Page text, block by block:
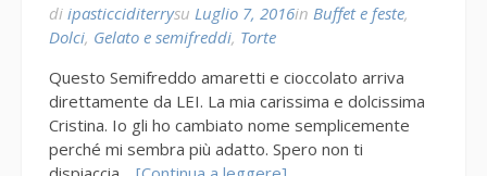
di ipasticciditerrysu Luglio 7, 2016in Buffet e feste,
Dolci, Gelato e semifreddi, Torte
Questo Semifreddo amaretti e cioccolato arriva
direttamente da LEI. La mia carissima e dolcissima
Cristina. Io gli ho cambiato nome semplicemente
perché mi sembra più adatto. Spero non ti